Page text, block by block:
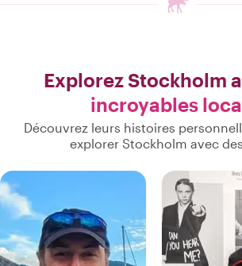
Explorez Stockholm
incroyables
Découvrez leurs histoires
explorer Stockholm avec